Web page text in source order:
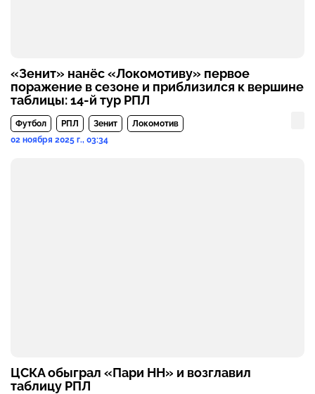
«Зенит» нанёс «Локомотиву» первое
поражение в сезоне и приблизился к вершине
таблицы: 14-й тур РПЛ
Футбол РПЛ Зенит
Локомотив
02 ноября 2025 г., 03:34
ЦСКА обыграл «Пари НН» и возглавил
таблицу РПЛ